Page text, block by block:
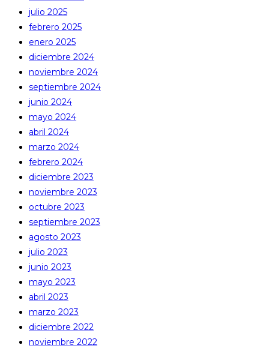
julio 2025
febrero 2025
enero 2025
diciembre 2024
noviembre 2024
septiembre 2024
junio 2024
mayo 2024
abril 2024
marzo 2024
febrero 2024
diciembre 2023
noviembre 2023
octubre 2023
septiembre 2023
agosto 2023
julio 2023
junio 2023
mayo 2023
abril 2023
marzo 2023
diciembre 2022
noviembre 2022